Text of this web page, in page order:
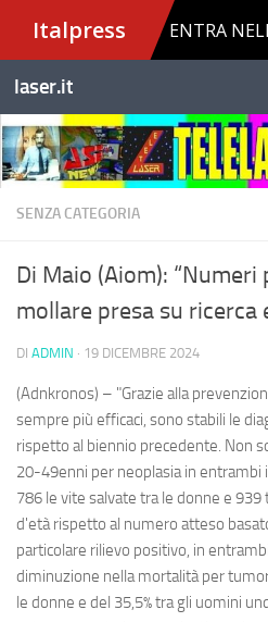
Salta al contenuto
laser.it
SENZA CATEGORIA
Di Maio (Aiom):
mollare presa su ricerca
DI ADMIN · 19 DICEMBRE 2024
(Adnkronos) – "Grazie alla
sempre più efficaci, sono stabili le
rispetto al biennio precedente. Non
20-49enni per neoplasia in entrambi
786 le vite salvate tra le donne e
d'età rispetto al numero atteso
particolare rilievo positivo, in
diminuzione nella mortalità per
le donne e del 35,5% tra gli uomini